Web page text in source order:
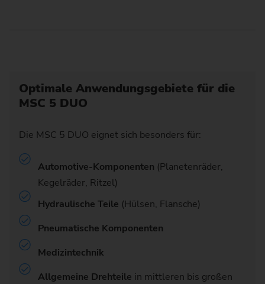
Optimale Anwendungsgebiete für die
MSC 5 DUO
Die MSC 5 DUO eignet sich besonders für:
Automotive-Komponenten (Planetenräder,
Kegelräder, Ritzel)
Hydraulische Teile (Hülsen, Flansche)
Pneumatische Komponenten
Medizintechnik
Allgemeine Drehteile in mittleren bis großen